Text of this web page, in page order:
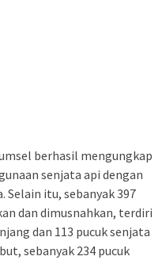
berhasil mengungkap
senjata api dengan
Selain itu, sebanyak 397
dan dimusnahkan, terdiri
dan 113 pucuk senjata
sebanyak 234 pucuk